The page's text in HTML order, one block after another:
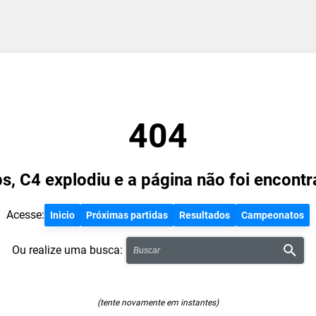
404
C4 explodiu e a página não foi
Acesse: Inicio Próximas partidas Resultados Campeonatos
Ou realize uma busca:
(tente novamente em instantes)